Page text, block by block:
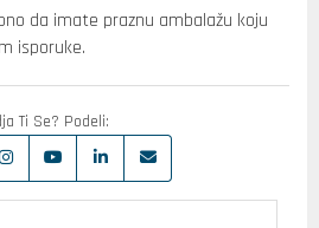
da imate praznu ambalažu koju
isporuke.
Ti Se? Podeli: